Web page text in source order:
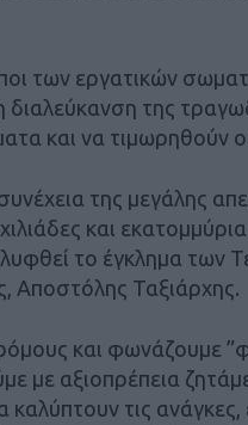
των εργατικών
διαλεύκανση της
και να τιμωρηθούν
της μεγάλης
και
το έγκλημα των
Αποστόλης Ταξιάρχης.
και φωνάζουμε
με αξιοπρέπεια
τις ανάγκες,